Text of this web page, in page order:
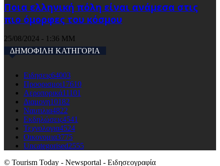
Ποια ελληνική πόλη είναι ανάμεσα στις
πιο όμορφες του κόσμου
25/08/2024 - 1:36 ΜΜ
ΔΗΜΟΦΙΛΗ ΚΑΤΗΓΟΡΙΑ
Ειδησεις64003
Προορισμοι17610
Αεροπορικά11101
Διαμονη10182
Ναυτιλια4822
Εκδηλώσεις4541
Τεχνολογια4524
Οικονομια3775
Uncategorised2555
© Tourism Today - Newsportal - Ειδησεογραφία